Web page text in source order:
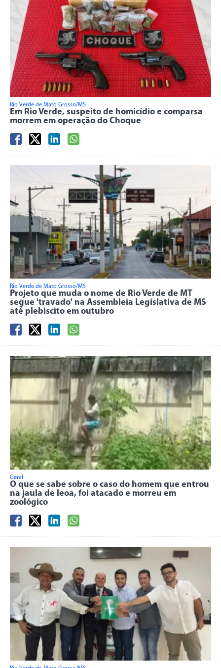
Rio Verde de Mato Grosso/MS
Em Rio Verde, suspeito de homicídio e comparsa
morrem em operação do Choque
Rio Verde de Mato Grosso/MS
Projeto que muda o nome de Rio Verde de MT
segue 'travado' na Assembleia Legislativa de MS
até plebiscito em outubro
Geral
O que se sabe sobre o caso do homem que entrou
na jaula de leoa, foi atacado e morreu em
zoológico